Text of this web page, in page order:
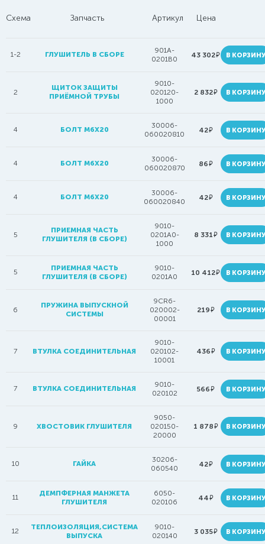
Схема Запчасть Артикул Цена
1-2 ГЛУШИТЕЛЬ В СБОРЕ
901A-
0201B0
43 302руб. В КОРЗИНУ
2
ЩИТОК ЗАЩИТЫ
ПРИЁМНОЙ ТРУБЫ
9010-
020120-
1000
2 832руб. В КОРЗИНУ
4 БОЛТ M6X20
30006-
060020810
42руб. В КОРЗИНУ
4 БОЛТ M6X20
30006-
060020870
86руб. В КОРЗИНУ
4 БОЛТ М6Х20
30006-
060020840
42руб. В КОРЗИНУ
5
ПРИЕМНАЯ ЧАСТЬ
ГЛУШИТЕЛЯ (В СБОРЕ)
9010-
0201A0-
1000
8 331руб. В КОРЗИНУ
5
ПРИЕМНАЯ ЧАСТЬ
ГЛУШИТЕЛЯ (В СБОРЕ)
9010-
0201A0
10 412руб. В КОРЗИНУ
6
ПРУЖИНА ВЫПУСКНОЙ
СИСТЕМЫ
9CR6-
020002-
00001
219руб. В КОРЗИНУ
7 ВТУЛКА СОЕДИНИТЕЛЬНАЯ
9010-
020102-
10001
436руб. В КОРЗИНУ
7 ВТУЛКА СОЕДИНИТЕЛЬНАЯ
9010-
020102
566руб. В КОРЗИНУ
9 ХВОСТОВИК ГЛУШИТЕЛЯ
9050-
020150-
20000
1 878руб. В КОРЗИНУ
10 ГАЙКА
30206-
060540
42руб. В КОРЗИНУ
11
ДЕМПФЕРНАЯ МАНЖЕТА
ГЛУШИТЕЛЯ
6050-
020106
44руб. В КОРЗИНУ
12
ТЕПЛОИЗОЛЯЦИЯ,СИСТЕМА
ВЫПУСКА
9010-
020140
3 035руб. В КОРЗИНУ